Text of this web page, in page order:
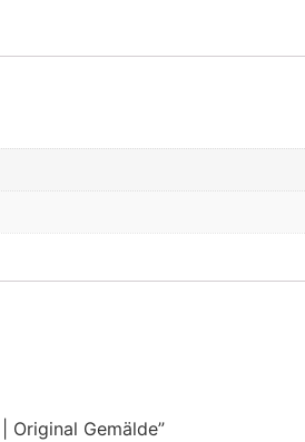
Gemälde”